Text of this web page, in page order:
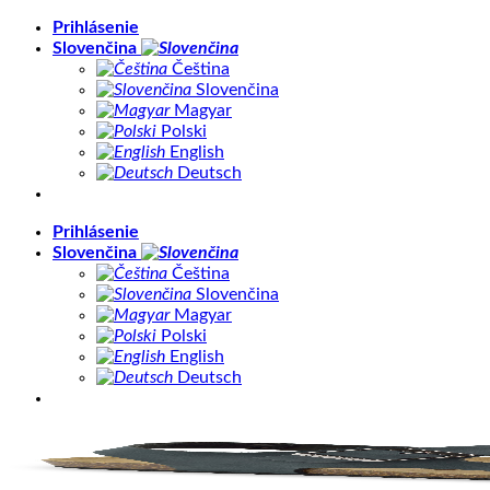
Skip
Prihlásenie
Slovenčina
Čeština
Slovenčina
Magyar
Polski
English
Deutsch
Prihlásenie
Slovenčina
Čeština
Slovenčina
Magyar
Polski
English
Deutsch